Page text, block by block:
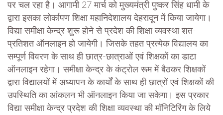
पर चल रहा है। आगामी 27 मार्च को मुख्यमंत्री पुष्कर सिंह धामी के
द्वारा इसका लोर्कापण शिक्षा महानिदेशालय देहरादून में किया जायेगा।
विद्या समीक्षा केन्द्र शुरू होने से प्रदेश की शिक्षा व्यवस्था शत-
प्रतिशत ऑनलाइन हो जायेगी। जिसके तहत प्रत्येक विद्यालय का
सम्पूर्ण विवरण के साथ ही छात्र-छात्राओं एवं शिक्षकों का डाटा
ऑनलाइन रहेगा। समीक्षा केन्द्र के कंट्रोल रूम में बैठकर शिक्षकों
द्वारा विद्यालयों में अध्यापन के कार्यों के साथ ही छात्रों एवं शिक्षकों की
उपस्थिति का आंकलन भी ऑनलाइन किया जा सकेगा। इस प्रकार
विद्या समीक्षा केन्द्र प्रदेश की शिक्षा व्यवस्था की मॉनिटिरिंग के लिये